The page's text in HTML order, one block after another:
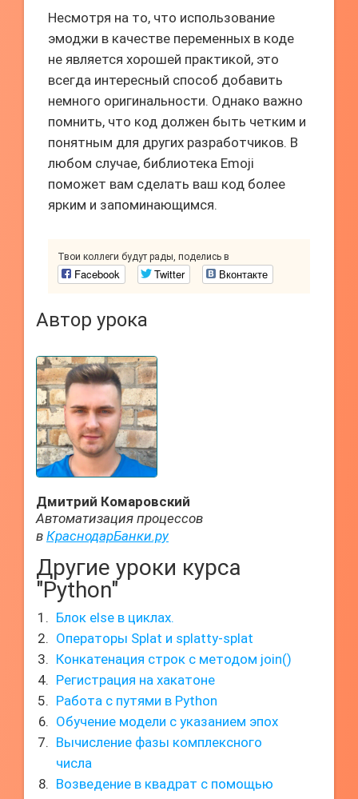
Несмотря на то, что использование
эмоджи в качестве переменных в коде
не является хорошей практикой, это
всегда интересный способ добавить
немного оригинальности. Однако важно
помнить, что код должен быть четким и
понятным для других разработчиков. В
любом случае, библиотека Emoji
поможет вам сделать ваш код более
ярким и запоминающимся.
Твои коллеги будут рады, поделись в
Facebook Twitter Вконтакте
Автор урока
Дмитрий Комаровский
Автоматизация процессов
в КраснодарБанки.ру
Другие уроки курса
"Python"
Блок else в циклах.
Операторы Splat и splatty-splat
Конкатенация строк с методом join()
Регистрация на хакатоне
Работа с путями в Python
Обучение модели с указанием эпох
Вычисление фазы комплексного
числа
Возведение в квадрат с помощью